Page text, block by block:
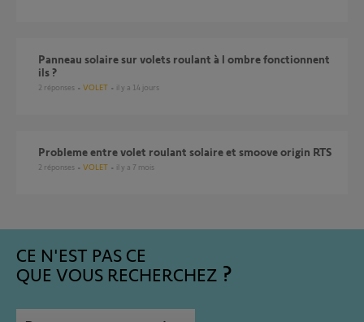
Panneau solaire sur volets roulant à l ombre fonctionnent
ils ?
2 réponses VOLET il y a 14 jours
probleme entre volet roulant solaire et smoove origin RTS
2 réponses VOLET il y a 7 mois
CE N'EST PAS CE
QUE VOUS RECHERCHEZ